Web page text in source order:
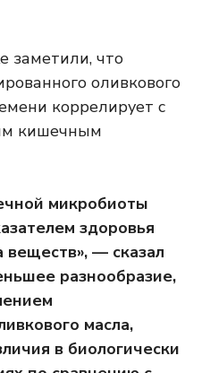
заметили, что
оливкового
коррелирует с
кишечным
микробиоты
здоровья
— сказал
разнообразие,
масла,
в биологически